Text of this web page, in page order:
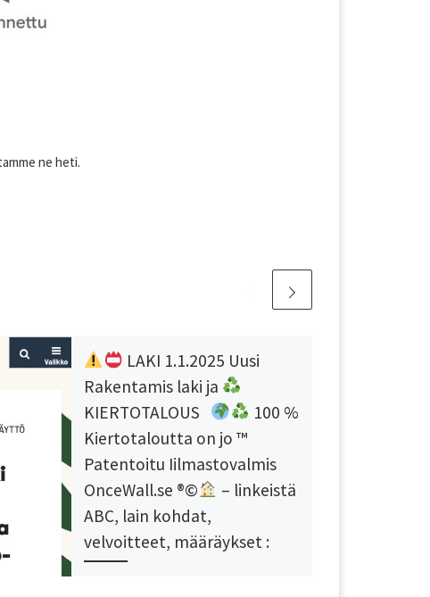
ne heti.
LAKI 1.1.2025 Uusi
Rakentamis laki ja
KIERTOTALOUS
100 %
Kiertotaloutta on jo™️
Patentoitu Iilmastovalmis
OnceWall.se ®️©️
– linkeistä
ABC, lain kohdat,
velvoitteet, määräykset :